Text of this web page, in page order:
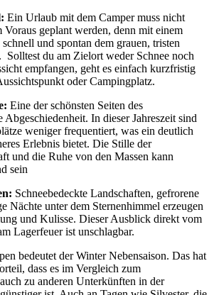
Ein Urlaub mit dem Camper muss nicht
geplant werden, denn mit einem
und spontan dem grauen, tristen
Solltest du am Zielort weder Schnee noch
empfangen, geht es einfach kurzfristig
oder Campingplatz.
Eine der schönsten Seiten des
In dieser Jahreszeit sind
weniger frequentiert, was ein deutlich
Erlebnis bietet. Die Stille der
und die Ruhe von den Massen kann
sein
Schneebedeckte Landschaften, gefrorene
Nächte unter dem Sternenhimmel erzeugen
und Kulisse. Dieser Ausblick direkt vom
Lagerfeuer ist unschlagbar.
bedeutet der Winter Nebensaison. Das hat
dass es im Vergleich zum
zu anderen Unterkünften in der